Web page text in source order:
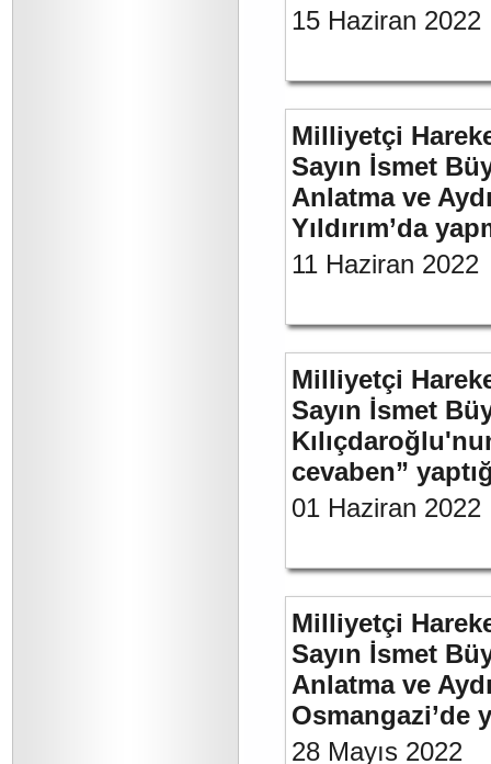
15 Haziran 2022
Milliyetçi
Sayın İsmet
Anlatma ve
Yıldırım’da
11 Haziran 2022
Milliyetçi
Sayın İsmet
cevaben”
01 Haziran 2022
Milliyetçi
Sayın İsmet
Anlatma ve
Osmangazi’de
28 Mayıs 2022